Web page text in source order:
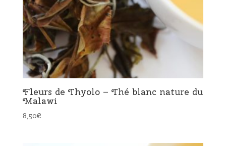
Fleurs de Thyolo – Thé blanc nature du
Malawi
8,50€